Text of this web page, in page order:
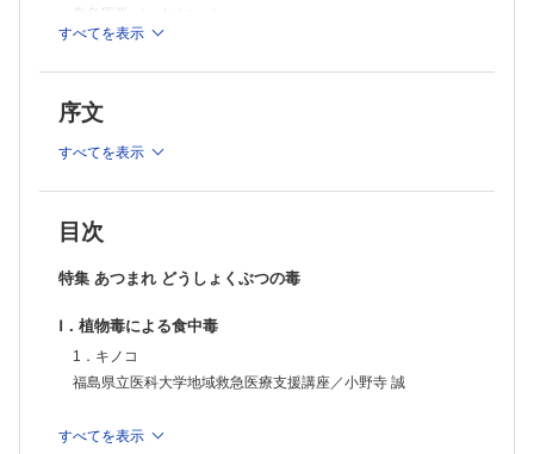
7．イヌサフラン（コルチカム）
東北大学病院高度救命救急センター／小林 正和 他
Ⅱ．動物毒による食中毒
1．フグ
大阪赤十字病院救命救急センター／大河内 謙太郎
2．シガテラ
3．その他の魚介類
日本中毒情報センター／黒木 由美子
Ⅲ．その他の自然毒による中毒
市立奈良病院集中治療部／川口 竜助
2．ヒスタミン中毒
Ⅳ．有毒動物による刺咬症
救急医学バックナンバー
製品のご購入後、「購入済ライセンス一覧」より、オンライン環
認ください。
推奨ブラウザ： Firefox 最新版 / Google Chrome 最新版 / Safari
最新版
すべてを表示
序文
すべてを表示
目次
特集 あつまれ どうしょくぶつの毒
Ⅰ．植物毒による食中毒
1．キノコ
福島県立医科大学地域救急医療支援講座／小野寺 誠
すべてを表示